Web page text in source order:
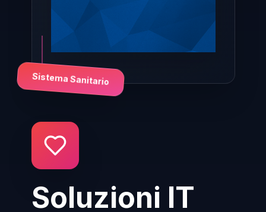
Soluzioni IT
Sistema Sanitario